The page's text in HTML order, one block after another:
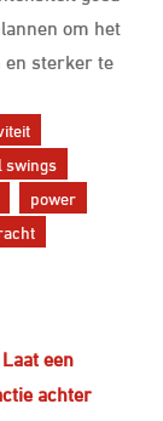
om het
en sterker te
swings
power
Laat een
achterop